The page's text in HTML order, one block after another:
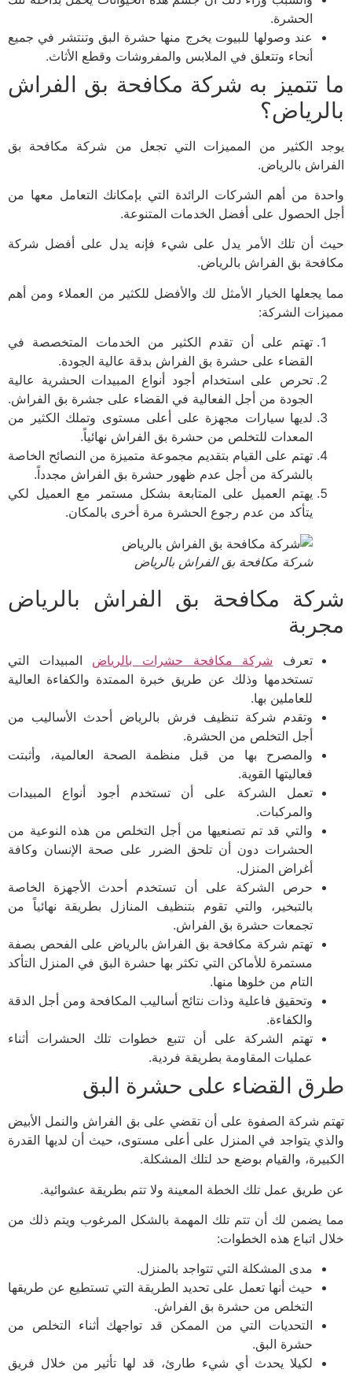
الحشرة.
عند وصولها للبيوت يخرج منها حشرة البق وتنتشر في جميع
أنحاء وتتعلق في الملابس والمفروشات وقطع الأثاث.
تتميز به شركة مكافحة بق الفراش
الكثير من المميزات التي تجعل من شركة مكافحة بق
بالرياض.
من أهم الشركات الرائدة التي بإمكانك التعامل معها من
الحصول على أفضل الخدمات المتنوعة.
أن تلك الأمر يدل على شيء فإنه يدل على أفضل شركة
بق الفراش بالرياض.
يجعلها الخيار الأمثل لك والأفضل للكثير من العملاء ومن أهم
الشركة:
تهتم على أن تقدم الكثير من الخدمات المتخصصة في
القضاء على حشرة بق الفراش بدقة عالية الجودة.
تحرص على استخدام أجود أنواع المبيدات الحشرية عالية
الجودة من أجل الفعالية في القضاء على جشرة بق الفراش.
لديها سيارات مجهزة على أعلى مستوى وتملك الكثير من
المعدات للتخلص من حشرة بق الفراش نهائياً.
تهتم على القيام بتقديم مجموعة متميزة من النصائح الخاصة
بالشركة من أجل عدم ظهور حشرة بق الفراش مجدداً.
يهتم العميل على المتابعة بشكل مستمر مع العميل لكي
يتأكد من عدم رجوع الحشرة مرة أخرى بالمكان.
شركة مكافحة بق الفراش بالرياض
مكافحة بق الفراش بالرياض
تعرف شركة مكافحة حشرات بالرياض المبيدات التي
تستخدمها وذلك عن طريق خبرة الممتدة والكفاءة العالية
للعاملين بها.
وتقدم شركة تنظيف فرش بالرياض أحدث الأساليب من
أجل التخلص من الحشرة.
والمصرح بها من قبل منظمة الصحة العالمية، وأثبتت
فعاليتها القوية.
تعمل الشركة على أن تستخدم أجود أنواع المبيدات
والمركبات.
والتي قد تم تصنعيها من أجل التخلص من هذه النوعية من
الحشرات دون أن تلحق الضرر على صحة الإنسان وكافة
أغراض المنزل.
حرص الشركة على أن تستخدم أحدث الأجهزة الخاصة
بالتبخير، والتي تقوم بتنظيف المنازل بطريقة نهائياً من
تجمعات حشرة بق الفراش.
تهتم شركة مكافحة بق الفراش بالرياض على الفحص بصفة
مستمرة للأماكن التي تكثر بها حشرة البق في المنزل التأكد
التام من خلوها منها.
وتحقيق فاعلية وذات نتائج أساليب المكافحة ومن أجل الدقة
والكفاءة.
تهتم الشركة على أن تتبع خطوات تلك الحشرات أثناء
عمليات المقاومة بطريقة فردية.
القضاء على حشرة البق
شركة الصفوة على أن تقضي على بق الفراش والنمل الأبيض
يتواجد في المنزل على أعلى مستوى، حيث أن لديها القدرة
والقيام بوضع حد لتلك المشكلة.
عمل تلك الخطة المعينة ولا تتم بطريقة عشوائية.
يضمن لك أن تتم تلك المهمة بالشكل المرغوب ويتم ذلك من
اتباع هذه الخطوات:
مدى المشكلة التي تتواجد بالمنزل.
حيث أنها تعمل على تحديد الطريقة التي تستطيع عن طريقها
التخلص من حشرة بق الفراش.
التحديات التي من الممكن قد تواجهك أثناء التخلص من
حشرة البق.
لكيلا يحدث أي شيء طارئ، قد لها تأثير من خلال فريق